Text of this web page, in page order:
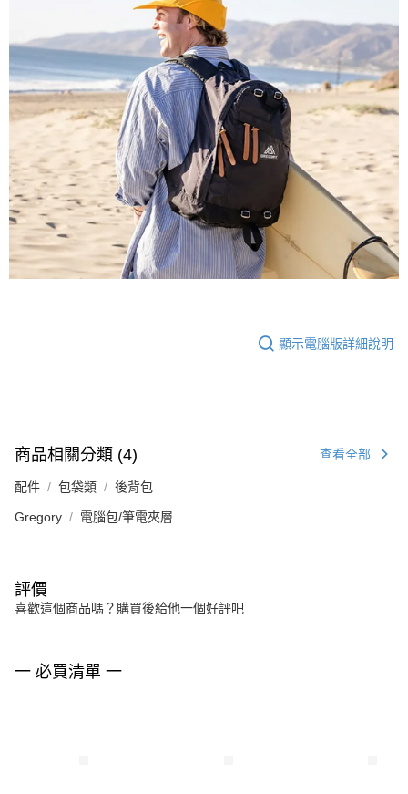
顯示電腦版詳細說明
商品相關分類 (4) 查看全部
配件 包袋類 後背包
Gregory 電腦包/筆電夾層
評價
喜歡這個商品嗎？購買後給他一個好評吧
一 必買清單 一